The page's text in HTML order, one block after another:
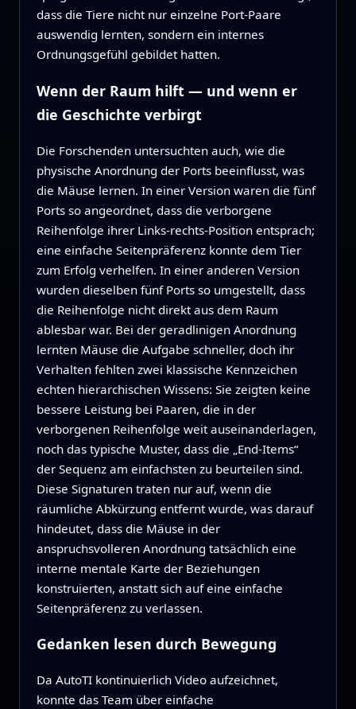
dass die Tiere nicht nur einzelne Port‑Paare
auswendig lernten, sondern ein internes
Ordnungsgefühl gebildet hatten.
Wenn der Raum hilft — und wenn er
die Geschichte verbirgt
Die Forschenden untersuchten auch, wie die
physische Anordnung der Ports beeinflusst, was
die Mäuse lernen. In einer Version waren die fünf
Ports so angeordnet, dass die verborgene
Reihenfolge ihrer Links‑rechts‑Position entsprach;
eine einfache Seitenpräferenz konnte dem Tier
zum Erfolg verhelfen. In einer anderen Version
wurden dieselben fünf Ports so umgestellt, dass
die Reihenfolge nicht direkt aus dem Raum
ablesbar war. Bei der geradlinigen Anordnung
lernten Mäuse die Aufgabe schneller, doch ihr
Verhalten fehlten zwei klassische Kennzeichen
echten hierarchischen Wissens: Sie zeigten keine
bessere Leistung bei Paaren, die in der
verborgenen Reihenfolge weit auseinanderlagen,
noch das typische Muster, dass die „End‑Items“
der Sequenz am einfachsten zu beurteilen sind.
Diese Signaturen traten nur auf, wenn die
räumliche Abkürzung entfernt wurde, was darauf
hindeutet, dass die Mäuse in der
anspruchsvolleren Anordnung tatsächlich eine
interne mentale Karte der Beziehungen
konstruierten, anstatt sich auf eine einfache
Seitenpräferenz zu verlassen.
Gedanken lesen durch Bewegung
Da AutoTI kontinuierlich Video aufzeichnet,
konnte das Team über einfache